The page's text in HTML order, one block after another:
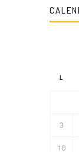
L
3
10